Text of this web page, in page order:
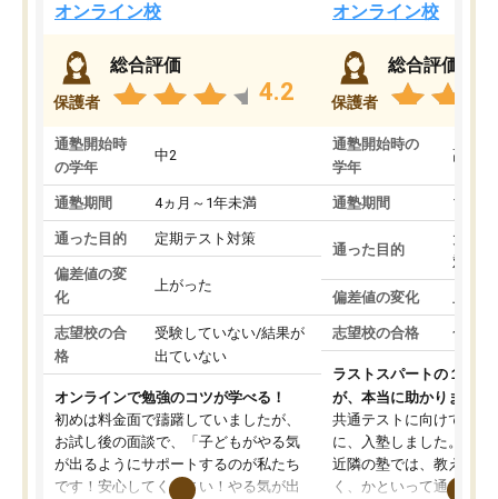
オンライン校
保護者
総合評価
4.2
通塾開始時
の学年
中2
通塾期間 4ヵ月～1年未満
通った目的 定期テスト対策
偏差値の変
化
上がった
志望校の合
格
受験していない/結果が
出ていない
オンラインで勉強のコツが学べる！
初めは料金面で躊躇していましたが、
お試し後の面談で、「子どもがやる気
が出るようにサポートするのが私たち
です！安心してください！やる気が出
オンライン校
保護者
総合評価
通塾開始時の
学年
高3
通塾期間 1～3
通った目的
大学
対策
偏差値の変化 上が
志望校の合格 合格
ラストスパートの１か月
が、本当に助かりました
共通テストに向けての追
に、入塾しました。田舎
近隣の塾では、教えても
く、かといって通うには